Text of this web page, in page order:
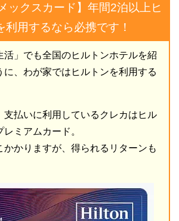
ックスカード】年間2泊以上ヒ
利用するなら必携です！
活」でも全国のヒルトンホテルを紹
に、わが家ではヒルトンを利用する
支払いに利用しているクレカはヒル
レミアムカード。
かかりますが、得られるリターンも